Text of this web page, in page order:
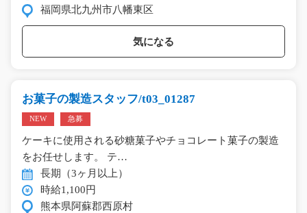
福岡県北九州市八幡東区
気になる
お菓子の製造スタッフ/t03_01287
NEW 急募
ケーキに使用される砂糖菓子やチョコレート菓子の製造
をお任せします。 テ…
長期（3ヶ月以上）
時給1,100円
熊本県阿蘇郡西原村